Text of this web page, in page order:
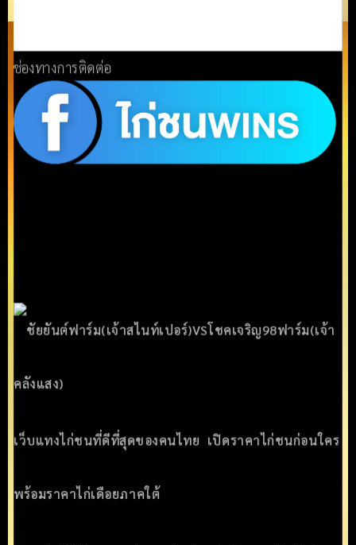
ช่องทางการติดต่อ
เว็บแทงไก่ชนที่ดีที่สุดของคนไทย เปิดราคาไก่ชนก่อนใคร
พร้อมราคาไก่เดือยภาคใต้